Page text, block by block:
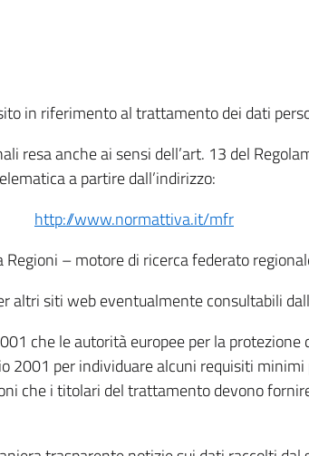
in riferimento al trattamento dei dati
resa anche ai sensi dell’art. 13 del
a partire dall’indirizzo:
http://www.normattiva.it/mfr
– motore di ricerca federato
altri siti web eventualmente consultabili
che le autorità europee per la
per individuare alcuni requisiti
che i titolari del trattamento devono